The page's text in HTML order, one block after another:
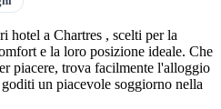
hotel a Chartres , scelti per la
e la loro posizione ideale. Che
piacere, trova facilmente l'alloggio
un piacevole soggiorno nella